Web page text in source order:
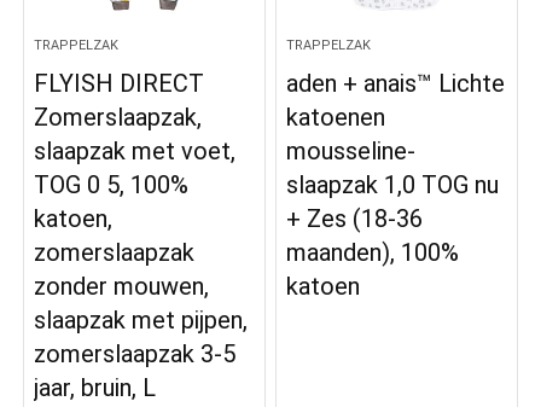
TRAPPELZAK
FLYISH DIRECT
Zomerslaapzak,
slaapzak met voet,
TOG 0 5, 100%
katoen,
zomerslaapzak
zonder mouwen,
slaapzak met pijpen,
zomerslaapzak 3-5
jaar, bruin, L
TRAPPELZAK
aden + anais™ Lichte
katoenen
mousseline-
slaapzak 1,0 TOG nu
+ Zes (18-36
maanden), 100%
katoen